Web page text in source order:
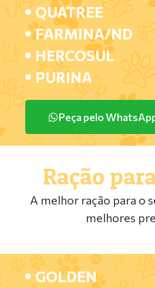
QUATREE
FARMINA/ND
HERCOSUL
PURINA
Peça pelo
Ração
A melhor ração para o
melhores
GOLDEN